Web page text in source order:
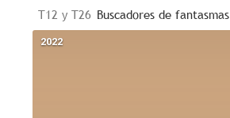
T12 y T26 Buscadores de fantasmas
2022